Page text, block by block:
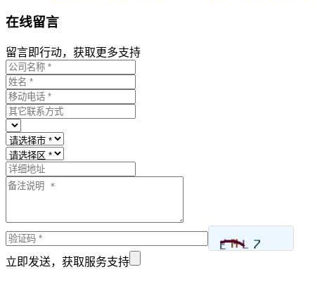
在线留言
留言即行动，获取更多支持
立即发送，获取服务支持